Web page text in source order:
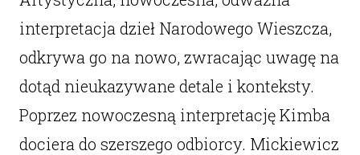
interpretacja dzieł Narodowego Wieszcza,
odkrywa go na nowo, zwracając uwagę na
dotąd nieukazywane detale i konteksty.
Poprzez nowoczesną interpretację Kimba
dociera do szerszego odbiorcy. Mickiewicz